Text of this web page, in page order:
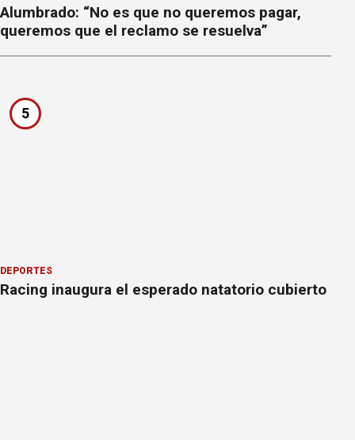
Alumbrado: “No es que no queremos pagar,
queremos que el reclamo se resuelva”
5
DEPORTES
Racing inaugura el esperado natatorio cubierto